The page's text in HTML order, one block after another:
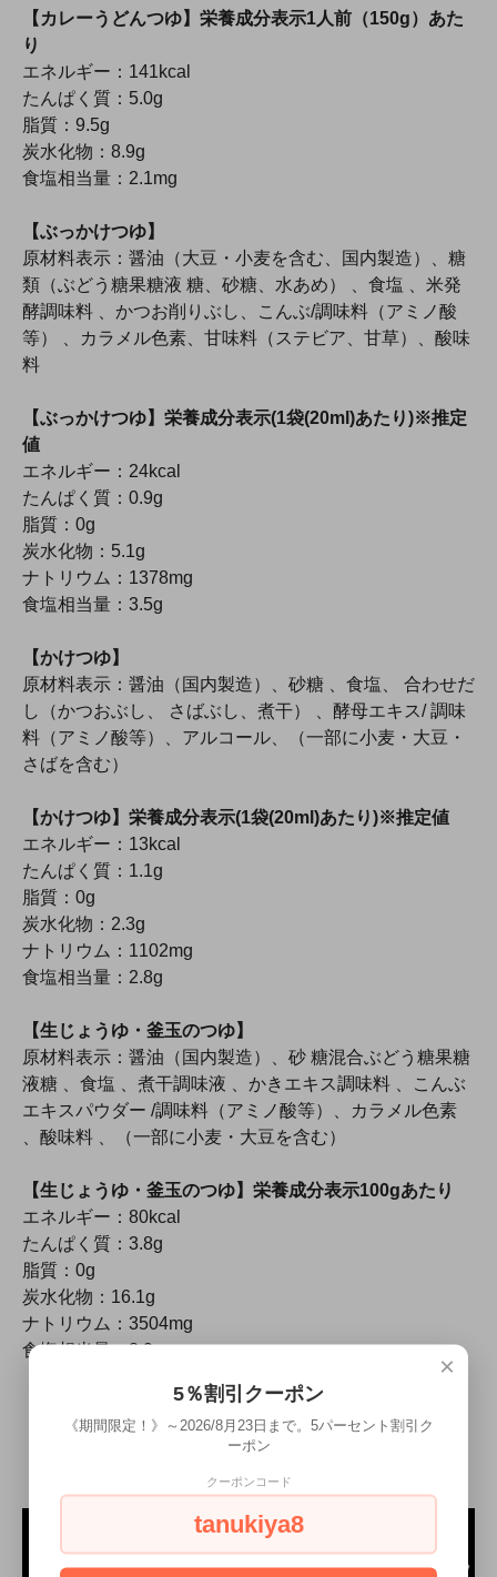
【カレーうどんつゆ】栄養成分表示1人前（150g）あた
り
エネルギー：141kcal
たんぱく質：5.0g
脂質：9.5g
炭水化物：8.9g
食塩相当量：2.1mg
【ぶっかけつゆ】
原材料表示：醤油（大豆・小麦を含む、国内製造）、糖
類（ぶどう糖果糖液 糖、砂糖、水あめ） 、食塩 、米発
酵調味料 、かつお削りぶし、こんぶ/調味料（アミノ酸
等） 、カラメル色素、甘味料（ステビア、甘草）、酸味
料
【ぶっかけつゆ】栄養成分表示(1袋(20ml)あたり)※推定
値
エネルギー：24kcal
たんぱく質：0.9g
脂質：0g
炭水化物：5.1g
ナトリウム：1378mg
食塩相当量：3.5g
【かけつゆ】
原材料表示：醤油（国内製造）、砂糖 、食塩、 合わせだ
し（かつおぶし、 さばぶし、煮干） 、酵母エキス/ 調味
料（アミノ酸等）、アルコール、（一部に小麦・大豆・
さばを含む）
【かけつゆ】栄養成分表示(1袋(20ml)あたり)※推定値
エネルギー：13kcal
たんぱく質：1.1g
脂質：0g
炭水化物：2.3g
ナトリウム：1102mg
食塩相当量：2.8g
【生じょうゆ・釜玉のつゆ】
原材料表示：醤油（国内製造）、砂 糖混合ぶどう糖果糖
液糖 、食塩 、煮干調味液 、かきエキス調味料 、こんぶ
エキスパウダー /調味料（アミノ酸等）、カラメル色素
、酸味料 、（一部に小麦・大豆を含む）
【生じょうゆ・釜玉のつゆ】栄養成分表示100gあたり
エネルギー：80kcal
たんぱく質：3.8g
脂質：0g
炭水化物：16.1g
ナトリウム：3504mg
食塩相当量：8.9g
×
5％割引クーポン
《期間限定！》～2026/8月23日まで。5パーセント割引ク
ーポン
クーポンコード
tanukiya8